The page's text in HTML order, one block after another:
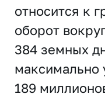
относится к
оборот
384 земных
максимально
189